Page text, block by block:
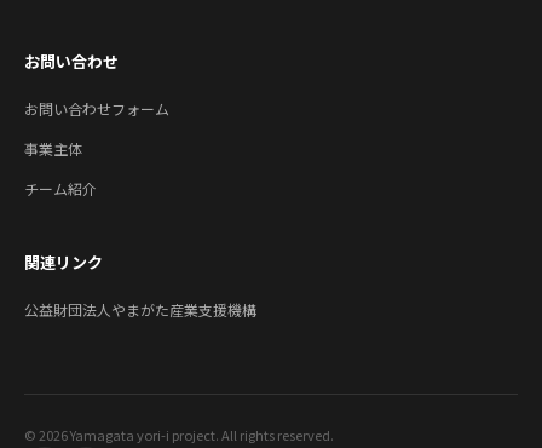
お問い合わせ
お問い合わせフォーム
事業主体
チーム紹介
関連リンク
公益財団法人やまがた産業支援機構
© 2026 Yamagata yori-i project. All rights reserved.